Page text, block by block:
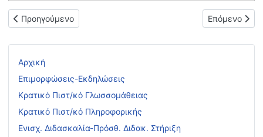
Αρχική
Επιμορφώσεις-Εκδηλώσεις
Κρατικό Πιστ/κό Γλωσσομάθειας
Κρατικό Πιστ/κό Πληροφορικής
Ενισχ. Διδασκαλία-Πρόσθ. Διδακ. Στήριξη
Προηγούμενο άρθρο: Ενημερωτική συνάντηση για το
Προηγούμενο Επόμενο
Επόμενο